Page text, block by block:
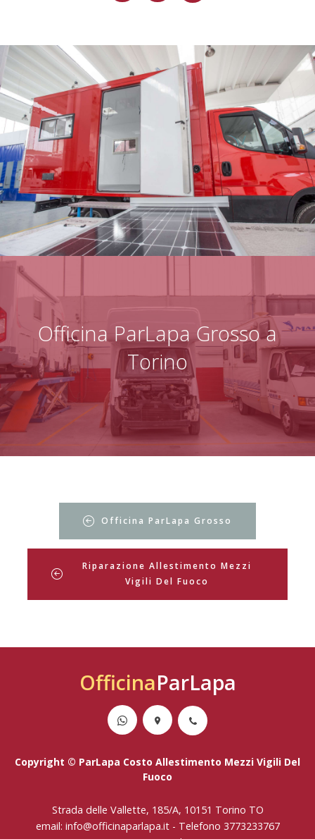
Officina ParLapa Grosso a
Torino
Officina ParLapa Grosso
Riparazione Allestimento Mezzi
Vigili Del Fuoco
OfficinaParLapa
Copyright © ParLapa Costo Allestimento Mezzi Vigili Del
Fuoco
Strada delle Vallette, 185/A, 10151 Torino TO
email: info@officinaparlapa.it- Telefono 3773233767